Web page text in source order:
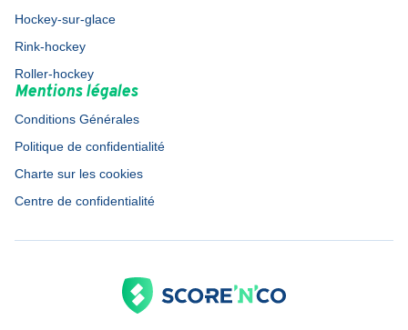
Hockey-sur-glace
Rink-hockey
Roller-hockey
Mentions légales
Conditions Générales
Politique de confidentialité
Charte sur les cookies
Centre de confidentialité